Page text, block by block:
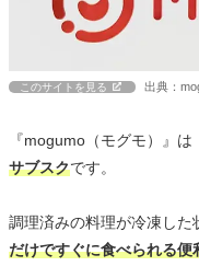
このサイトを見る 出典：
『mogumo（モグモ）』
サブスクです。
調理済みの料理が冷凍した
だけですぐに食べられる便